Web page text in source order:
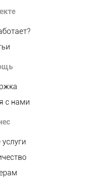
с нами